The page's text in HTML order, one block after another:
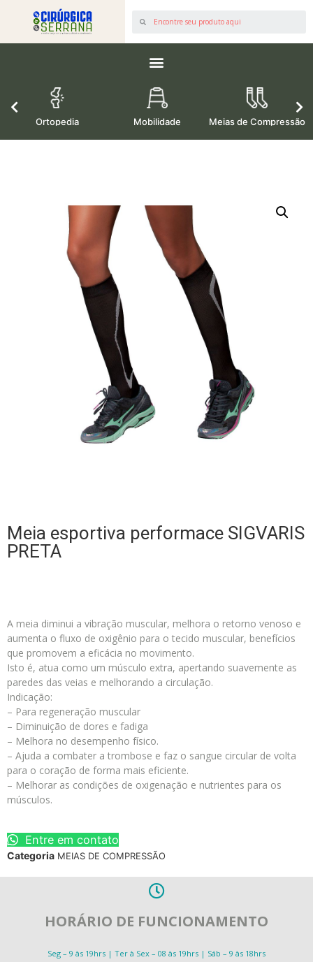
Ortopedia Mobilidade Meias de Compressão
Meia esportiva performace SIGVARIS
PRETA
A meia diminui a vibração muscular, melhora o retorno venoso e
aumenta o fluxo de oxigênio para o tecido muscular, benefícios
que promovem a eficácia no movimento.
Isto é, atua como um músculo extra, apertando suavemente as
paredes das veias e melhorando a circulação.
Indicação:
– Para regeneração muscular
– Diminuição de dores e fadiga
– Melhora no desempenho físico.
– Ajuda a combater a trombose e faz o sangue circular de volta
para o coração de forma mais eficiente.
– Melhorar as condições de oxigenação e nutrientes para os
músculos.
Entre em contato
Categoria MEIAS DE COMPRESSÃO
HORÁRIO DE FUNCIONAMENTO
Seg – 9 às 19hrs | Ter à Sex – 08 às 19hrs | Sáb – 9 às 18hrs